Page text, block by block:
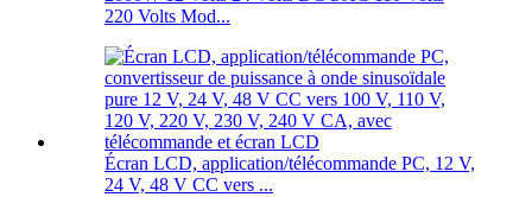
220 Volts Mod...
Écran LCD, application/télécommande PC, 12 V,
24 V, 48 V CC vers ...